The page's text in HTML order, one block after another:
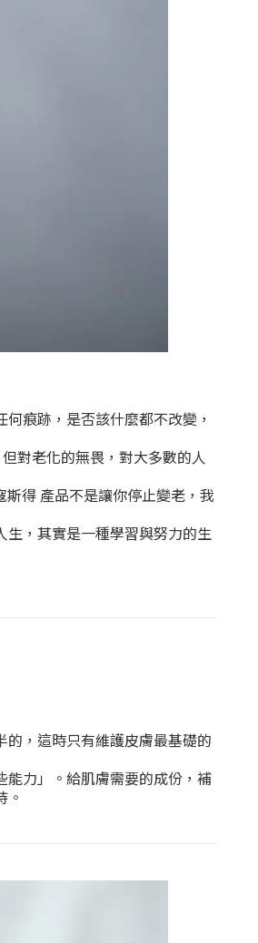
痕跡，是否該什麼都不改變，
對老化的無畏，對大多數的人
得 產品不是讓你停止變老，我
，其實是一種學習與努力的生
，這時只有維護皮膚最基礎的
力」。給肌膚需要的成份，補